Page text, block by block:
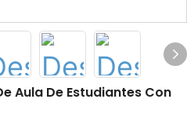
Aula De Estudiantes Con